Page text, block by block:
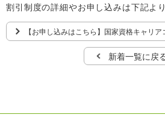
割引制度の詳細やお申し込みは下記よ
【お申し込みはこちら】国家資格キャリ
新着一覧に戻